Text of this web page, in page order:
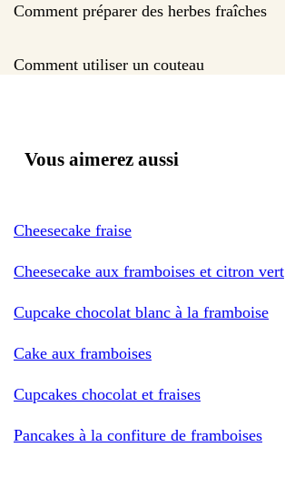
Comment préparer des herbes fraîches
Comment utiliser un couteau
Vous aimerez aussi
Cheesecake fraise
Cheesecake aux framboises et citron vert
Cupcake chocolat blanc à la framboise
Cake aux framboises
Cupcakes chocolat et fraises
Pancakes à la confiture de framboises